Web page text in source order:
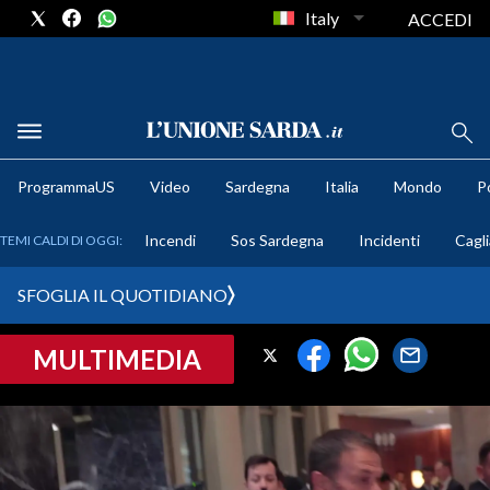
METEO
CRONACA SARDEGNA
PROVINCIA DI CAGLIARI
SULCIS IGLESIENTE
Italy ACCEDI
ProgrammaUS Video Sardegna Italia Mondo
TEMI CALDI DI OGGI: Incendi Sos Sardegna Incidenti
SFOGLIA IL QUOTIDIANO
MULTIMEDIA